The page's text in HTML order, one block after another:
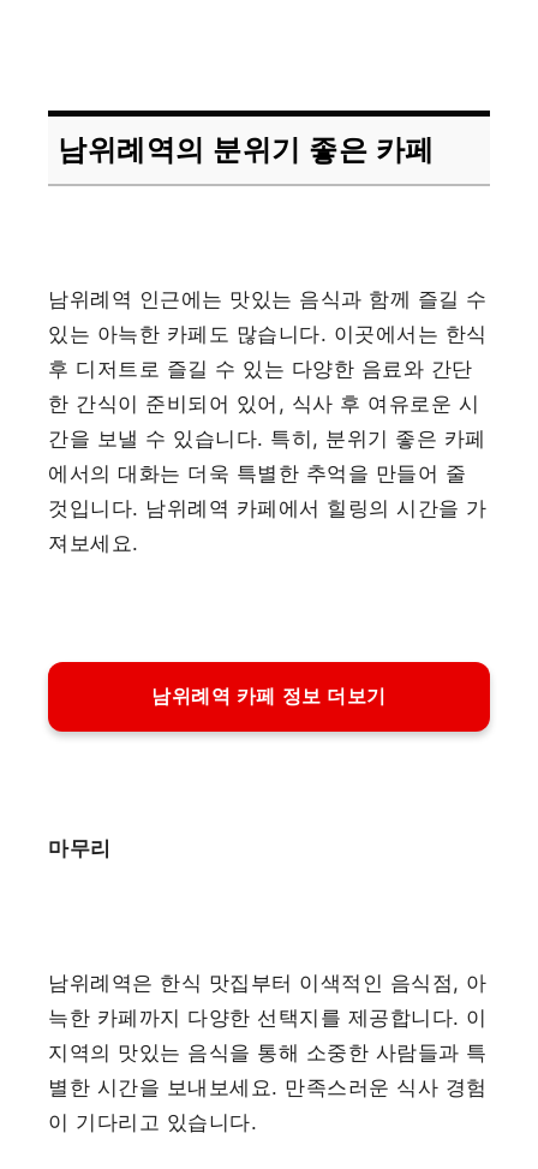
남위례역의 분위기 좋은 카페
남위례역 인근에는 맛있는 음식과 함께 즐길 수
있는 아늑한 카페도 많습니다. 이곳에서는 한식
후 디저트로 즐길 수 있는 다양한 음료와 간단
한 간식이 준비되어 있어, 식사 후 여유로운 시
간을 보낼 수 있습니다. 특히, 분위기 좋은 카페
에서의 대화는 더욱 특별한 추억을 만들어 줄
것입니다. 남위례역 카페에서 힐링의 시간을 가
져보세요.
남위례역 카페 정보 더보기
마무리
남위례역은 한식 맛집부터 이색적인 음식점, 아
늑한 카페까지 다양한 선택지를 제공합니다. 이
지역의 맛있는 음식을 통해 소중한 사람들과 특
별한 시간을 보내보세요. 만족스러운 식사 경험
이 기다리고 있습니다.